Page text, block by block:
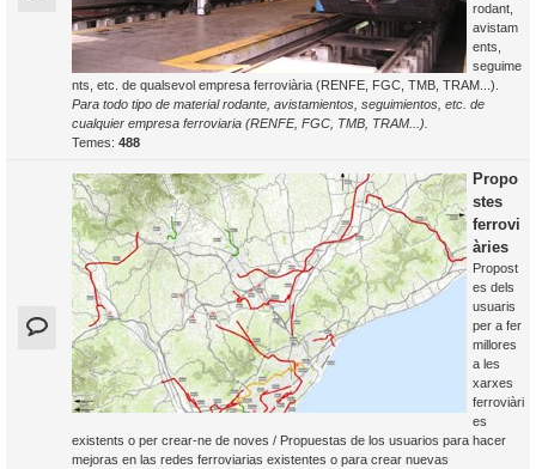
rodant,
avistam
ents,
seguime
nts, etc. de qualsevol empresa ferroviària (RENFE, FGC, TMB, TRAM...).
Para todo tipo de material rodante, avistamientos, seguimientos, etc. de
cualquier empresa ferroviaria (RENFE, FGC, TMB, TRAM...).
Temes: 488
Propo
stes
ferrovi
àries
Propost
es dels
usuaris
per a fer
millores
a les
xarxes
ferroviàri
es
existents o per crear-ne de noves / Propuestas de los usuarios para hacer
mejoras en las redes ferroviarias existentes o para crear nuevas